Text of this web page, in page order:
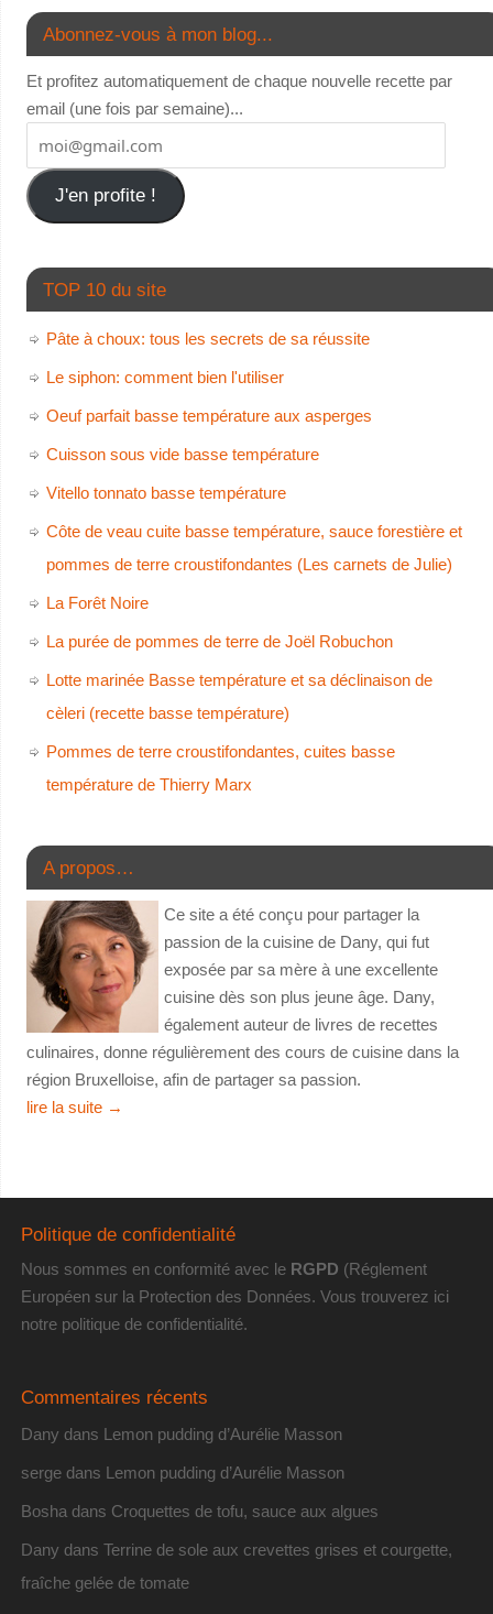
Abonnez-vous à mon blog...
Et profitez automatiquement de chaque nouvelle recette par
email (une fois par semaine)...
J'en profite !
TOP 10 du site
Pâte à choux: tous les secrets de sa réussite
Le siphon: comment bien l'utiliser
Oeuf parfait basse température aux asperges
Cuisson sous vide basse température
Vitello tonnato basse température
Côte de veau cuite basse température, sauce forestière et
pommes de terre croustifondantes (Les carnets de Julie)
La Forêt Noire
La purée de pommes de terre de Joël Robuchon
Lotte marinée Basse température et sa déclinaison de
cèleri (recette basse température)
Pommes de terre croustifondantes, cuites basse
température de Thierry Marx
A propos…
Ce site a été conçu pour partager la
passion de la cuisine de Dany, qui fut
exposée par sa mère à une excellente
cuisine dès son plus jeune âge. Dany,
également auteur de livres de recettes
culinaires, donne régulièrement des cours de cuisine dans la
région Bruxelloise, afin de partager sa passion.
lire la suite →
Politique de confidentialité
Nous sommes en conformité avec le RGPD (Réglement
Européen sur la Protection des Données. Vous trouverez ici
notre politique de confidentialité.
Commentaires récents
Dany dans Lemon pudding d’Aurélie Masson
sergedans Lemon pudding d’Aurélie Masson
Bosha dans Croquettes de tofu, sauce aux algues
Dany dans Terrine de sole aux crevettes grises et courgette,
fraîche gelée de tomate